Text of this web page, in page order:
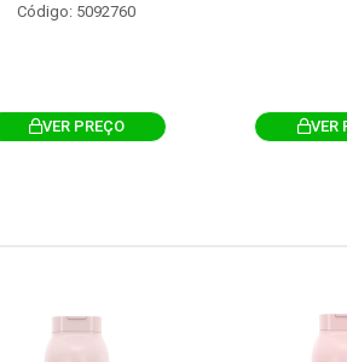
Código: 5092760
VER PREÇO VER